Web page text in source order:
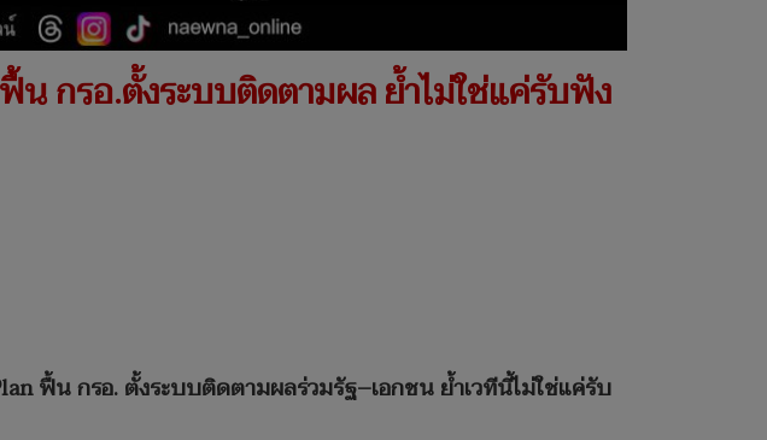
น กรอ.ตั้งระบบติดตามผล ย้ำไม่ใช่แค่รับฟัง
ฟื้น กรอ. ตั้งระบบติดตามผลร่วมรัฐ–เอกชน ย้ำเวทีนี้ไม่ใช่แค่รับ